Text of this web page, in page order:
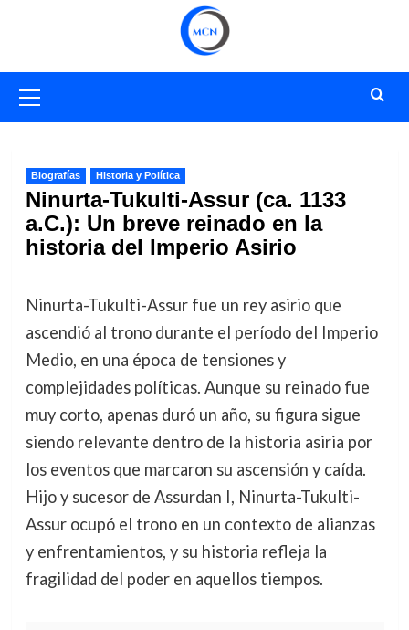
primario
Biografías Historia y Política
Ninurta-Tukulti-Assur (ca. 1133
a.C.): Un breve reinado en la
historia del Imperio Asirio
Ninurta-Tukulti-Assur fue un rey asirio que
ascendió al trono durante el período del Imperio
Medio, en una época de tensiones y
complejidades políticas. Aunque su reinado fue
muy corto, apenas duró un año, su figura sigue
siendo relevante dentro de la historia asiria por
los eventos que marcaron su ascensión y caída.
Hijo y sucesor de Assurdan I, Ninurta-Tukulti-
Assur ocupó el trono en un contexto de alianzas
y enfrentamientos, y su historia refleja la
fragilidad del poder en aquellos tiempos.